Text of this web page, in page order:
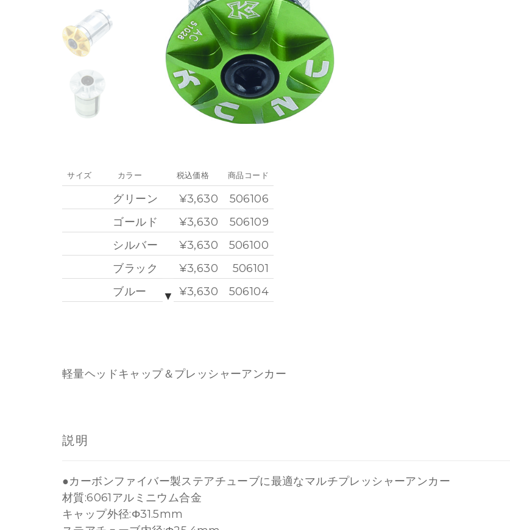
▼
サイズ カラー
グリーン
ゴールド
シルバー
ブラック
ブルー
税込価格
¥3,630
¥3,630
¥3,630
¥3,630
¥3,630
商品コード
506106
506109
506100
506101
506104
軽量ヘッドキャップ＆プレッシャーアンカー
説明
●カーボンファイバー製ステアチューブに最適なマルチプレッシャーアンカー
材質:6061アルミニウム合金
キャップ外径:Φ31.5mm